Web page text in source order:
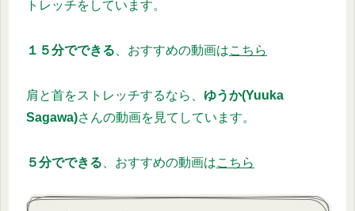
トレッチをしています。
１５分でできる 、おすすめの動画はこちら
肩と首をストレッチするなら、 ゆうか(Yuuka
Sagawa)さんの動画を見てしています。
５分でできる 、おすすめの動画はこちら